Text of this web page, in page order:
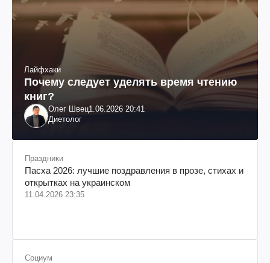
Лайфхаки
Почему следует уделять время чтению
книг?
Олег Швец1.06.2026 20:41
Диетолог
Праздники
Пасха 2026: лучшие поздравления в прозе, стихах и
открытках на украинском
11.04.2026 23:35
Социум